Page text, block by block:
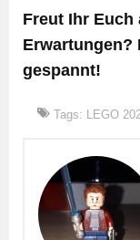
Freut Ihr Euch
Erwartungen?
gespannt!
Tags: LEGO